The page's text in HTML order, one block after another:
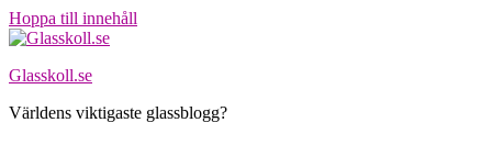
Hoppa till innehåll
Glasskoll.se
Världens viktigaste glassblogg?